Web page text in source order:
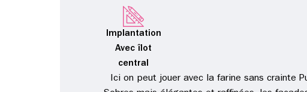
Implantation
Avec îlot
central
Ici on peut jouer avec la farine sans crainte